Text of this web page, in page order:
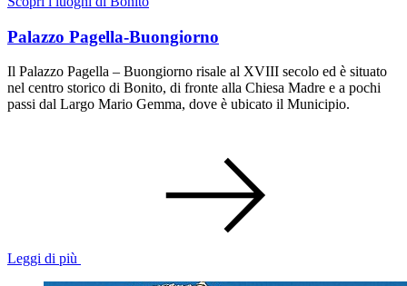
Palazzo Pagella-Buongiorno
Il Palazzo Pagella – Buongiorno risale al XVIII secolo ed è situato
nel centro storico di Bonito, di fronte alla Chiesa Madre e a pochi
passi dal Largo Mario Gemma, dove è ubicato il Municipio.
Leggi di più